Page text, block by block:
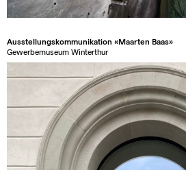
Ausstellungskommunikation «Maarten Baas»
Gewerbemuseum Winterthur